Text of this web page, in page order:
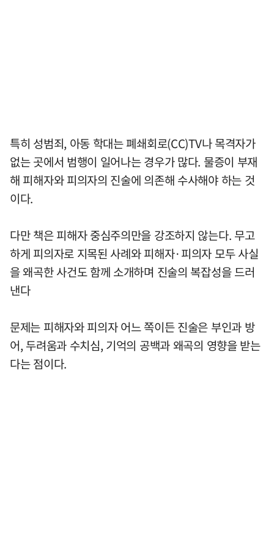
특히 성범죄, 아동 학대는 폐쇄회로(CC)TV나 목격자가
없는 곳에서 범행이 일어나는 경우가 많다. 물증이 부재
해 피해자와 피의자의 진술에 의존해 수사해야 하는 것
이다.
다만 책은 피해자 중심주의만을 강조하지 않는다. 무고
하게 피의자로 지목된 사례와 피해자·피의자 모두 사실
을 왜곡한 사건도 함께 소개하며 진술의 복잡성을 드러
낸다
문제는 피해자와 피의자 어느 쪽이든 진술은 부인과 방
어, 두려움과 수치심, 기억의 공백과 왜곡의 영향을 받는
다는 점이다.